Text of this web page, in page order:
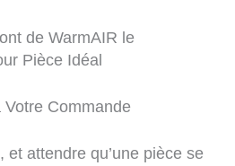
de WarmAIR le
Pièce Idéal
Commande
et attendre qu’une pièce se